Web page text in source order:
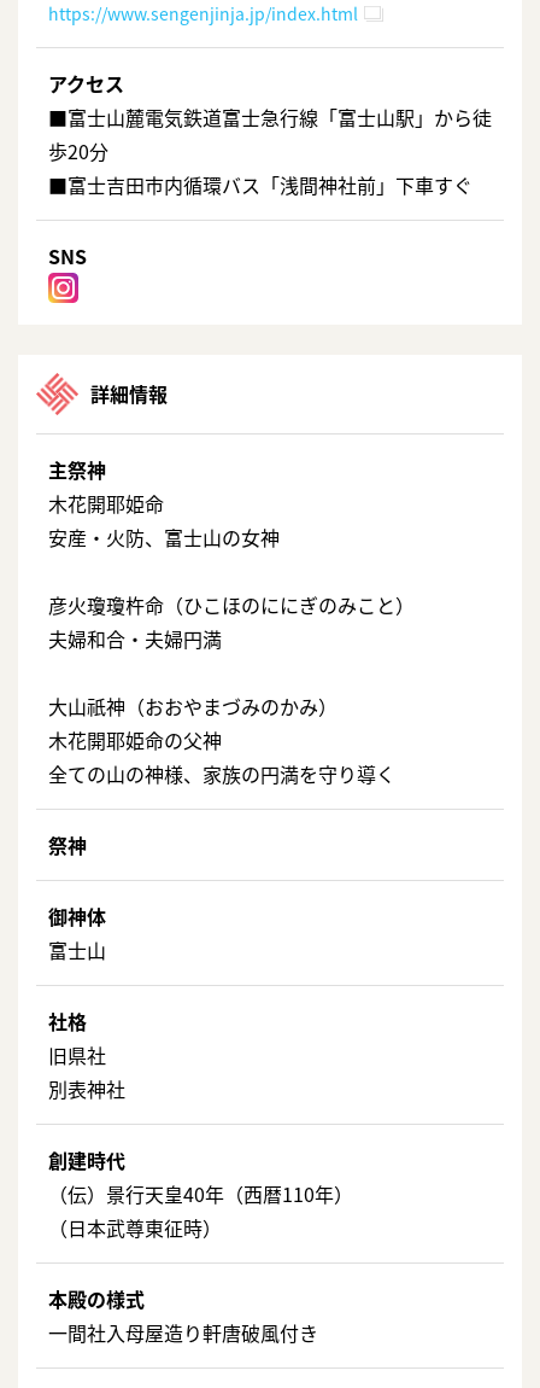
https://www.sengenjinja.jp/index.html
アクセス
■富士山麓電気鉄道富士急行線「富士山駅」から徒
歩20分
■富士吉田市内循環バス「浅間神社前」下車すぐ
SNS
詳細情報
主祭神
木花開耶姫命
安産・火防、富士山の女神
彦火瓊瓊杵命（ひこほのににぎのみこと）
夫婦和合・夫婦円満
大山祇神（おおやまづみのかみ）
木花開耶姫命の父神
全ての山の神様、家族の円満を守り導く
祭神
御神体
富士山
社格
旧県社
別表神社
創建時代
（伝）景行天皇40年（西暦110年）
（日本武尊東征時）
本殿の様式
一間社入母屋造り軒唐破風付き